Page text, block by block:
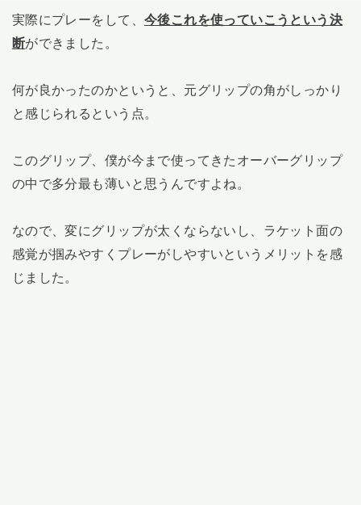
実際にプレーをして、 今後これを使っていこうという決
断ができました。
何が良かったのかというと、元グリップの角がしっかり
と感じられるという点。
このグリップ、僕が今まで使ってきたオーバーグリップ
の中で多分最も薄いと思うんですよね。
なので、変にグリップが太くならないし、ラケット面の
感覚が掴みやすくプレーがしやすいというメリットを感
じました。